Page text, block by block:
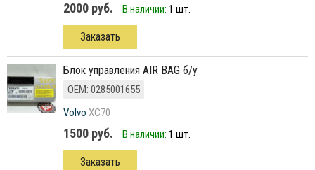
2000 руб. В наличии: 1 шт.
Заказать
блок управления AIR BAG б/у
ОЕМ: 0285001655
Volvo XC70
1500 руб. В наличии: 1 шт.
Заказать